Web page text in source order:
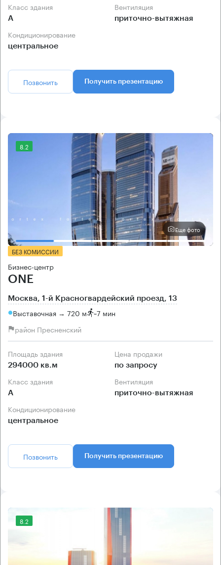
Класс здания
А
Вентиляция
приточно-вытяжная
Кондиционирование
центральное
Позвонить Получить презентацию
8.2
Еще фото
БЕЗ КОМИССИИ
Бизнес-центр
ONE
Москва, 1-й Красногвардейский проезд, 13
Выставочная → 720 м ~7 мин
район Пресненский
Площадь здания
294000 кв.м
Цена продажи
по запросу
Класс здания
А
Вентиляция
приточно-вытяжная
Кондиционирование
центральное
Позвонить Получить презентацию
8.2